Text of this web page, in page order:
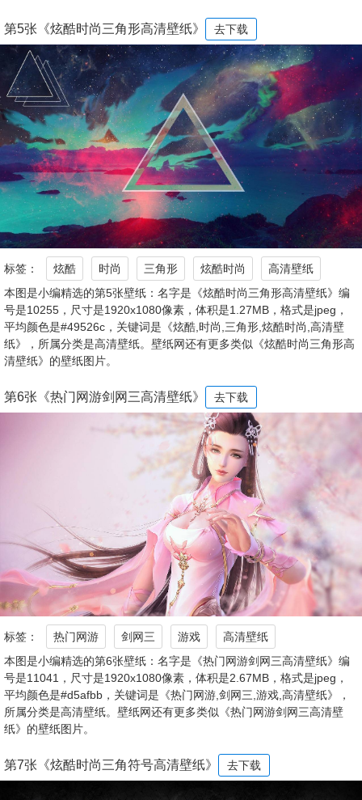
第5张《炫酷时尚三角形高清壁纸》 去下载
标签： 炫酷 时尚 三角形 炫酷时尚
高清壁纸
本图是小编精选的第5张壁纸：名字是《炫酷时尚三角形高清壁纸》编
号是10255，尺寸是1920x1080像素，体积是1.27MB，格式是jpeg，
平均颜色是#49526c，关键词是《炫酷,时尚,三角形,炫酷时尚,高清壁
纸》，所属分类是高清壁纸。壁纸网还有更多类似《炫酷时尚三角形高
清壁纸》的壁纸图片。
第6张《热门网游剑网三高清壁纸》 去下载
标签： 热门网游 剑网三 游戏
高清壁纸
本图是小编精选的第6张壁纸：名字是《热门网游剑网三高清壁纸》编
号是11041，尺寸是1920x1080像素，体积是2.67MB，格式是jpeg，
平均颜色是#d5afbb，关键词是《热门网游,剑网三,游戏,高清壁纸》，
所属分类是高清壁纸。壁纸网还有更多类似《热门网游剑网三高清壁
纸》的壁纸图片。
第7张《炫酷时尚三角符号高清壁纸》 去下载